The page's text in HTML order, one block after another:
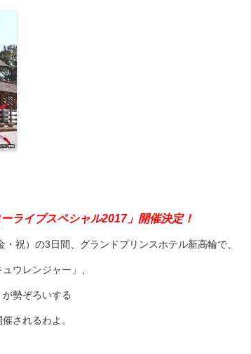
ライブスペシャル2017」開催決定！
祝）の3日間、グランドプリンスホテル新高輪で、
ウレンジャー」、
勢ぞろいする
されるわよ。